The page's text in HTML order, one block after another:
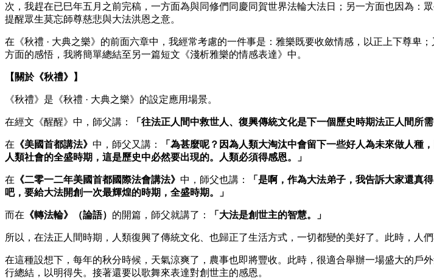
次，我趕在已巳年五月之前完稿，一方面為與同修們同慶同賀世界法輪大法日；另一方面也因為
提醒眾生莫忘師尊慈悲與大法洪恩之意。
在《秋禮 · 大典之樂》的前面六章中，我經常考慮的一件事是：雅樂既要收斂情感，以正上下尊
方面的感悟，我將簡單總結至另一篇短文《淺析雅樂的情感表達》中。
【關於《秋禮》】
《秋禮》是《秋禮 · 大典之樂》的設定應用場景。
在經文《醒醒》中，師父講： 「往法正人間中救世人、復興傳統文化是下一個歷史時期法正人間所需
在 《美國首都講法》 中，師父又講：
「為甚麼呢？因為人類大淘汰中會留下一些好人為未來做人
人類社會的全盛時期，這是歷史中必然要出現的。人類必須得感恩。」
在 《二零一二年美國首都國際法會講法》 中，師父也講：
「是啊，作為大法弟子，我告訴大家還真
吧，要給大法開創一次最輝煌的時期，全盛時期。」
而在 《轉法輪》（論語） 的開篇，師父就講了： 「大法是創世主的智慧。」
所以，在法正人間時期，人類復興了傳統文化、也歸正了生活方式，一切都變的美好了。此時，人
在這種設想下，每年的秋分時候，天氣涼爽了，農事也即將豐收。此時，很適合舉辦一場盛大的
行總結，以明得失。接著還要以歌舞來表達對創世主的感恩。